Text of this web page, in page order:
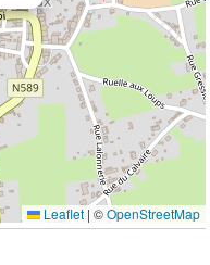
Leaflet | ©OpenStreetMap